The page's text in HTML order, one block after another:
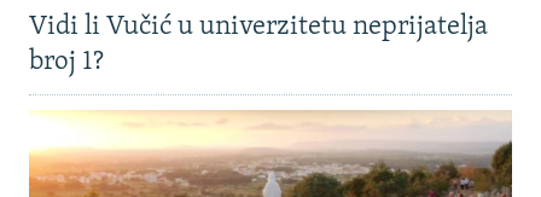
Vidi li Vučić u univerzitetu neprijatelja
broj 1?